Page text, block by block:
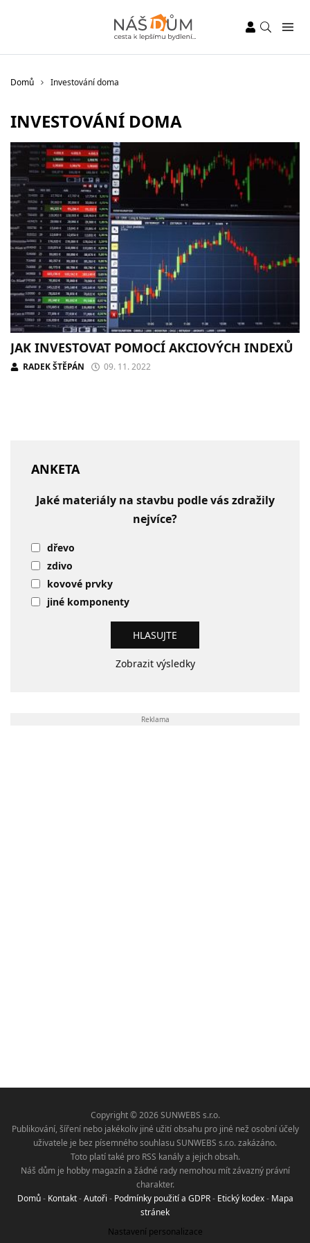
Domů Investování doma
INVESTOVÁNÍ DOMA
JAK INVESTOVAT POMOCÍ AKCIOVÝCH INDEXŮ
RADEK ŠTĚPÁN 09. 11. 2022
ANKETA
Jaké materiály na stavbu podle vás zdražily
nejvíce?
dřevo
zdivo
kovové prvky
jiné komponenty
Zobrazit výsledky
Reklama
Copyright © 2026 SUNWEBS s.r.o.
Publikování, šíření nebo jakékoliv jiné užití obsahu pro jiné než osobní účely
uživatele je bez písemného souhlasu SUNWEBS s.r.o. zakázáno.
Toto platí také pro RSS kanály a jejich obsah.
Náš dům je hobby magazín a žádné rady nemohou mít závazný právní
charakter.
Domů- Kontakt-Autoři - Podmínky použití a GDPR- Etický kodex- Mapa
stránek
Nastavení personalizace